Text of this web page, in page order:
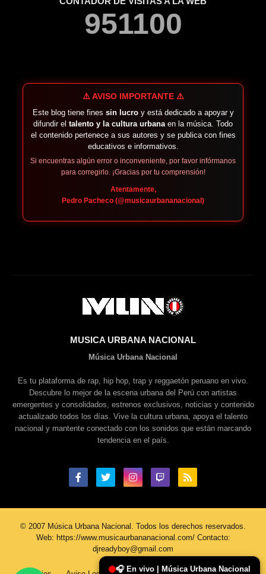
🎧 En vivo | Música Urbana Nacional
951100
⚠️ AVISO IMPORTANTE ⚠️
Este blog tiene fines sin lucroy está dedicado a apoyar y
difundir el talento y la cultura urbana en la música. Todo
el contenido pertenece a sus autores y se publica con fines
educativos e informativos.
Si encuentras algún error o inconveniente, por favor infórmanos
para corregirlo. ¡Gracias por tu comprensión!
Atentamente,
Pedro Pacheco (@musicaurbananacional)
MUSICA URBANA NACIONAL
Música Urbana Nacional
Es tu plataforma de rap, hip hop, trap y reggaetón peruano en vivo.
Descubre lo mejor de la escena urbana del Perú con artistas
emergentes y consolidados, estrenos exclusivos, noticias y contenido
actualizado todos los días. Vive la cultura urbana, apoya el talento
nacional y mantente conectado con los sonidos que están marcando
tendencia en el país.
© 2007 Música Urbana Nacional. Todos los derechos reservados.
Web: https://www.musicaurbananacional.com/ Contacto:
djreadyboy@gmail.com